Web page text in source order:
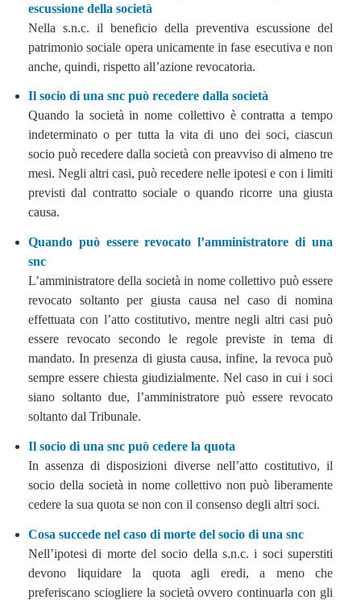
escussione della società
Nella s.n.c. il beneficio della preventiva escussione del
patrimonio sociale opera unicamente in fase esecutiva e non
anche, quindi, rispetto all’azione revocatoria.
Il socio di una snc può recedere dalla società
Quando la società in nome collettivo è contratta a tempo
indeterminato o per tutta la vita di uno dei soci, ciascun
socio può recedere dalla società con preavviso di almeno tre
mesi. Negli altri casi, può recedere nelle ipotesi e con i limiti
previsti dal contratto sociale o quando ricorre una giusta
causa.
Quando può essere revocato l’amministratore di una
snc
L’amministratore della società in nome collettivo può essere
revocato soltanto per giusta causa nel caso di nomina
effettuata con l’atto costitutivo, mentre negli altri casi può
essere revocato secondo le regole previste in tema di
mandato. In presenza di giusta causa, infine, la revoca può
sempre essere chiesta giudizialmente. Nel caso in cui i soci
siano soltanto due, l’amministratore può essere revocato
soltanto dal Tribunale.
Il socio di una snc può cedere la quota
In assenza di disposizioni diverse nell’atto costitutivo, il
socio della società in nome collettivo non può liberamente
cedere la sua quota se non con il consenso degli altri soci.
Cosa succede nel caso di morte del socio di una snc
Nell’ipotesi di morte del socio della s.n.c. i soci superstiti
devono liquidare la quota agli eredi, a meno che
preferiscano sciogliere la società ovvero continuarla con gli